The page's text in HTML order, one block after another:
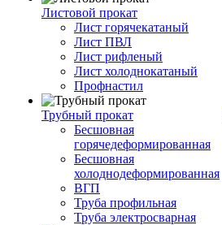
Листовой прокат
Лист горячекатаный
Лист ПВЛ
Лист рифленый
Лист холоднокатаный
Профнастил
Трубный прокат
Бесшовная
горячедеформированная
Бесшовная
холоднодеформированная
ВГП
Труба профильная
Труба электросварная